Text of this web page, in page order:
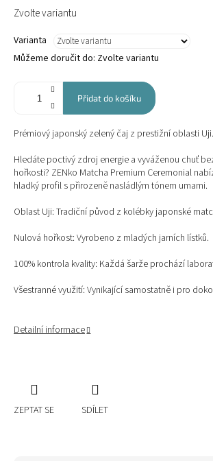
Měrná
cena:
Zvolte variantu
Varianta
Můžeme doručit do: Zvolte variantu
Přidat do košíku
Prémiový japonský zelený čaj z prestižní oblasti Uji.
Hledáte poctivý zdroj energie a vyváženou chuť
hořkosti? ZENko Matcha Premium Ceremonial
hladký profil s přirozeně nasládlým tónem umami.
Oblast Uji: Tradiční původ z kolébky japonské
Nulová hořkost: Vyrobeno z mladých jarních lístků.
100% kontrola kvality: Každá šarže prochází
Všestranné využití: Vynikající samostatně i pro
Detailní informace
ZEPTAT SE SDÍLET